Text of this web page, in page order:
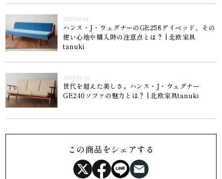
2025.03.01
ハンス・J・ウェグナーのGE258デイベッド、その
使い心地や購入時の注意点とは？ | 北欧家具
tanuki
2025.02.16
世代を超えた美しさ。ハンス・J・ウェグナー
GE240ソファの魅力とは？ | 北欧家具tanuki
この商品をシェアする